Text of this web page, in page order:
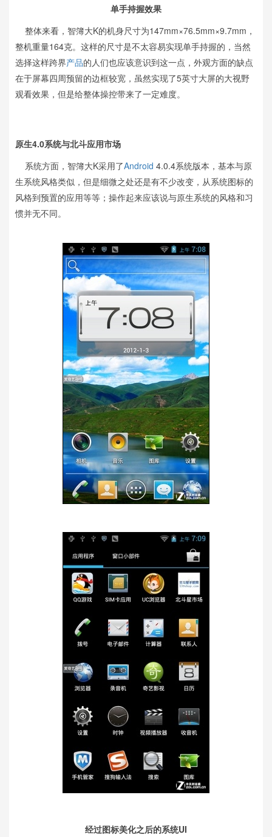
单手持握效果
整体来看，智簿大K的机身尺寸为147mm×76.5mm×9.7mm，
整机重量164克。这样的尺寸是不太容易实现单手持握的，当然
选择这样跨界产品的人们也应该意识到这一点，外观方面的缺点
在于屏幕四周预留的边框较宽，虽然实现了5英寸大屏的大视野
观看效果，但是给整体操控带来了一定难度。
原生4.0系统与北斗应用市场
系统方面，智簿大K采用了Android 4.0.4系统版本，基本与原
生系统风格类似，但是细微之处还是有不少改变，从系统图标的
风格到预置的应用等等；操作起来应该说与原生系统的风格和习
惯并无不同。
经过图标美化之后的系统UI